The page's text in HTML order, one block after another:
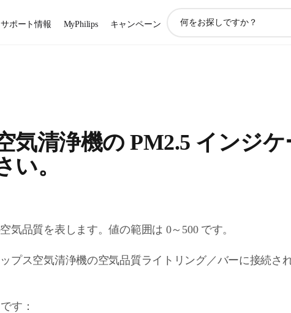
サポート情報 MyPhilips キャンペーン
索
気清浄機の PM2.5 インジ
い。
気品質を表します。値の範囲は 0～500 です。
プス空気清浄機の空気品質ライトリング／バーに接続さ
す：